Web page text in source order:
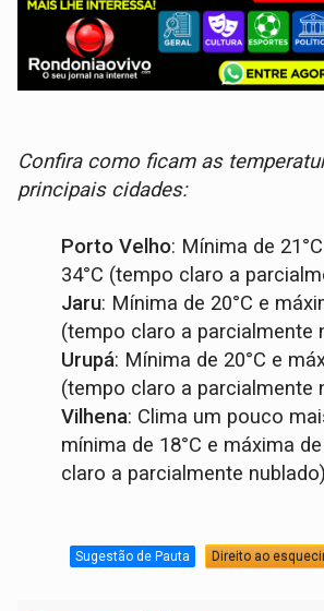
Confira como ficam as
principais cidades:
Porto Velho: Mínima de
34°C (tempo claro a
Jaru: Mínima de 20°C e
(tempo claro a parcialmente
Urupá: Mínima de 20°C e
(tempo claro a parcialmente
Vilhena: Clima um pouco
mínima de 18°C e máxima
claro a parcialmente
Sugestão de Pauta Direito ao